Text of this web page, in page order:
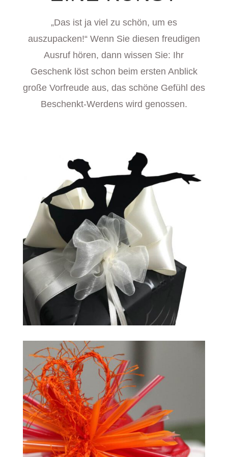
„Das ist ja viel zu schön, um es
auszupacken!“ Wenn Sie diesen freudigen
Ausruf hören, dann wissen Sie: Ihr
Geschenk löst schon beim ersten Anblick
große Vorfreude aus, das schöne Gefühl des
Beschenkt-Werdens wird genossen.